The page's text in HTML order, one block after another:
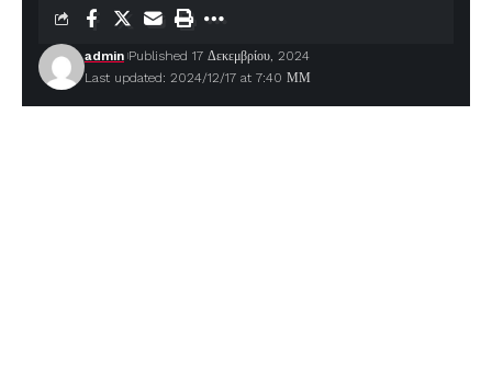
Last updated: 2024/12/17 at 7:40 ΜΜ
admin Published 17 Δεκεμβρίου, 2024